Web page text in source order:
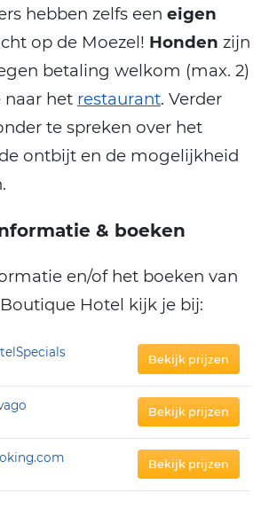
hebben zelfs een eigen
op de Moezel! Honden zijn
betaling welkom (max. 2)
het restaurant. Verder
te spreken over het
ontbijt en de mogelijkheid
& boeken
en/of het boeken van
Hotel kijk je bij:
Bekijk prijzen
Bekijk prijzen
Bekijk prijzen